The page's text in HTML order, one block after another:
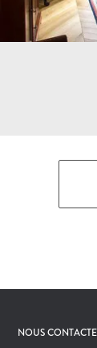
NOUS